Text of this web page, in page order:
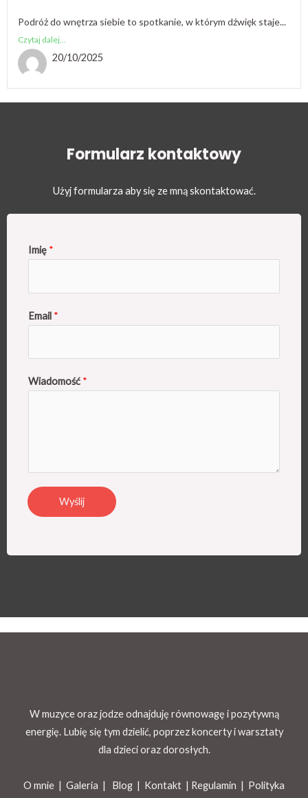
Podróż do wnętrza siebie to spotkanie, w którym dźwięk staje...
Czytaj dalej...
20/10/2025
Formularz kontaktowy
Użyj formularza aby się ze mną skontaktować.
Imię *
Email *
Wiadomość *
Wyślij
W muzyce oraz jodze odnajduję równowagę i pozytywną
energię. Lubię się tym dzielić, poprzez koncerty i warsztaty
dla dzieci oraz dorosłych.
O mnie | Galeria | Blog | Kontakt | Regulamin | Polityka